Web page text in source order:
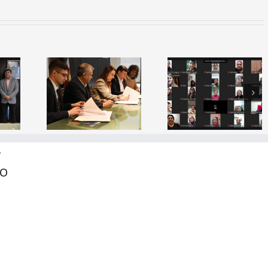
de
y
con
del
Capacitación
Docente
“¿Cómo se
aprende a
Inauguración
del
espacial
«Mama